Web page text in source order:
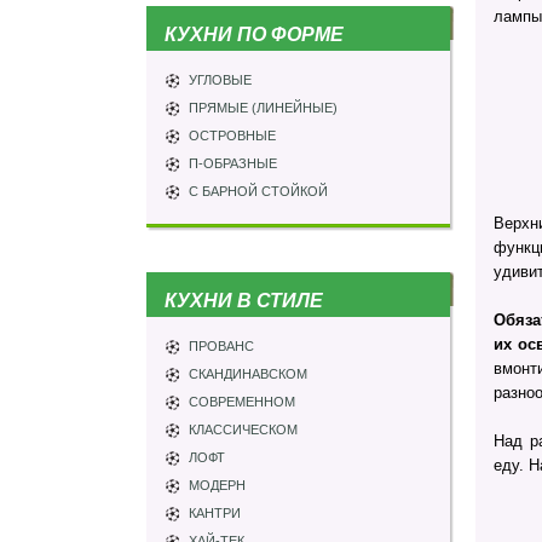
КУХНИ ПО ФОРМЕ
УГЛОВЫЕ
ПРЯМЫЕ (ЛИНЕЙНЫЕ)
ОСТРОВНЫЕ
П-ОБРАЗНЫЕ
С БАРНОЙ СТОЙКОЙ
КУХНИ В СТИЛЕ
ПРОВАНС
СКАНДИНАВСКОМ
СОВРЕМЕННОМ
КЛАССИЧЕСКОМ
ЛОФТ
МОДЕРН
КАНТРИ
их
Над
еду.